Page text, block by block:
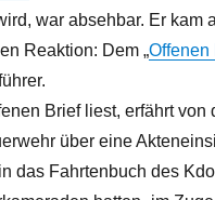
war absehbar. Er kam
Reaktion: Dem „Offenen
Brief liest, erfährt von
über eine
das Fahrtenbuch des